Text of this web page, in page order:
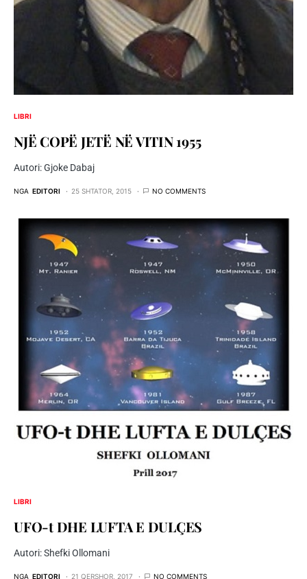
LIBRI
NJË COPË JETË NË VITIN 1955
Autori: Gjoke Dabaj
NGA EDITORI 25 SHTATOR, 2015 NO COMMENTS
LIBRI
UFO-t DHE LUFTA E DULÇES
Autori: Shefki Ollomani
NGA EDITORI 21 QERSHOR, 2017 NO COMMENTS